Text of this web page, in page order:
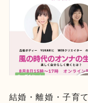
結婚・離婚・子育